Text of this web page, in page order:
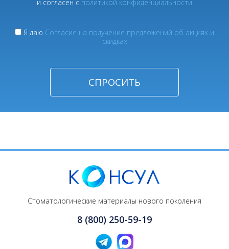
и согласен с политикой конфиденциальности
Я даю Согласие на получение предложений об акциях и
скидках
Стоматологические материалы нового поколения
8 (800) 250-59-19